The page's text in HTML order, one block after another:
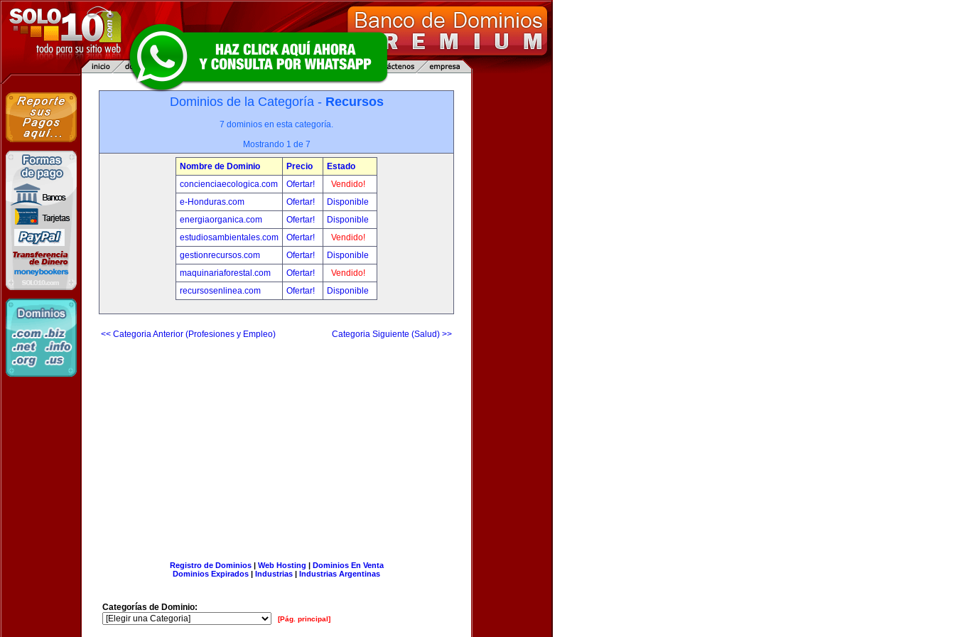
Dominios de la Categoría - Recursos
7 dominios en esta categoría.
Mostrando 1 de 7
Nombre de Dominio Precio
Estado
concienciaecologica.com
Ofertar!
Vendido!
e-Honduras.com
Ofertar!
Disponible
energiaorganica.com
Ofertar!
Disponible
estudiosambientales.com
Ofertar!
Vendido!
gestionrecursos.com
Ofertar!
Disponible
maquinariaforestal.com
Ofertar!
Vendido!
recursosenlinea.com
Ofertar! Disponible
<< Categoria Anterior (Profesiones y Empleo) Categoria Siguiente (Salud) >>
Registro de Dominios| Web Hosting | Dominios En Venta
Dominios Expirados | Industrias | Industrias Argentinas
Categorías de Dominio:
[Pág. principal]